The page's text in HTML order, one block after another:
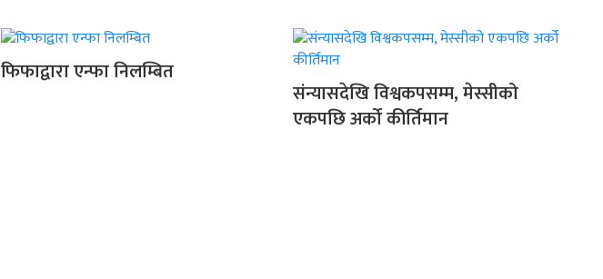
फिफाद्वारा एन्फा निलम्बित
संन्यासदेखि विश्वकपसम्म, मेस्सीको
एकपछि अर्को कीर्तिमान